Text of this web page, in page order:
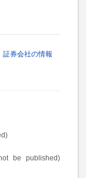
証券会社の情報
be published)